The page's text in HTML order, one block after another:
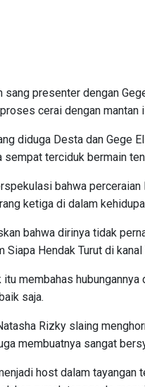
sang presenter dengan
cerai dengan mantan
diduga Desta dan Gege
sempat terciduk bermain
bahwa
ketiga di dalam
bahwa dirinya tidak
Hendak Turut di kanal
itu membahas
saja.
Rizky slaing
membuatnya sangat
host dalam tayangan